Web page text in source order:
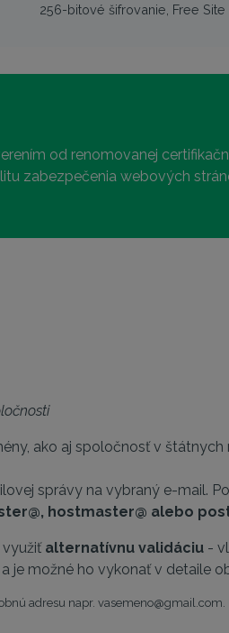
256-bitové šifrovanie, Free Site
od renomovanej
zabezpečenia webových
ako aj spoločnosť v
správy na vybraný e-mail.
hostmaster@ alebo
využiť alternatívnu validáciu -
je možné ho vykonať v detaile
adresu napr. vasemeno@gmail.com.